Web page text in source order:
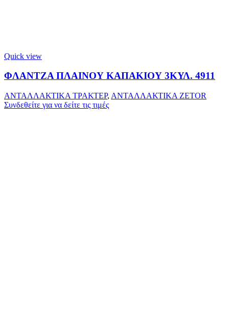
Quick view
ΦΛΑΝΤΖΑ ΠΛΑΙΝΟΥ ΚΑΠΑΚΙΟΥ 3ΚΥΛ. 4911
ΑΝΤΑΛΛΑΚΤΙΚΑ ΤΡΑΚΤΕΡ, ΑΝΤΑΛΛΑΚΤΙΚΑ ZETOR
Συνδεθείτε για να δείτε τις τιμές